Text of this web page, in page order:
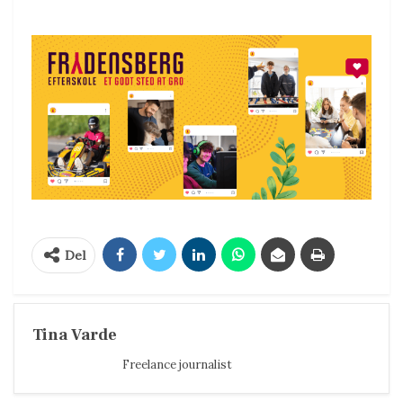
Del
Tina Varde
Freelance journalist